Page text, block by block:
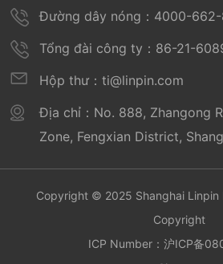
Đường dây nóng：4000-
Tổng đài công ty：86-21-
Hộp thư：ti@linpin.com
Địa chỉ：No. 888, Zhangong
Zone, Fengxian District,
Copyright © 2025 Shanghai Linpin
Copyright
ICP Number： 沪ICP备